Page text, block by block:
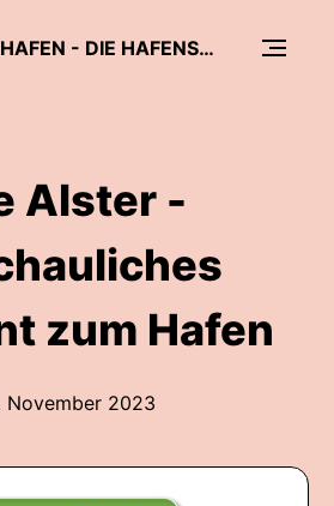
MAIKE IM HAFEN - DIE HAFENSCHNACKERIN
Alster -
zum Hafen
November 2023